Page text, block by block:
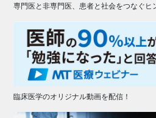
専門医と非専門医、患者と社会をつなぐヒ
臨床医学のオリジナル動画を配信！